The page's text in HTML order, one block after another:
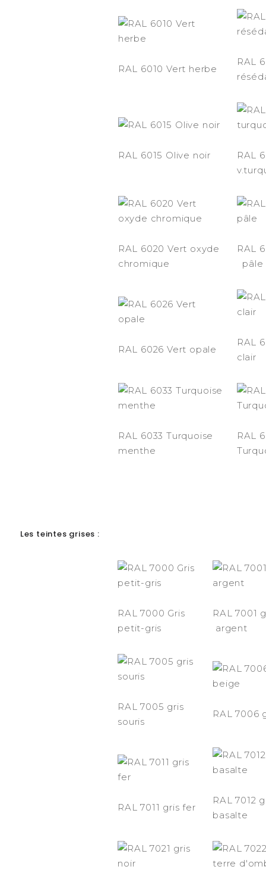
RAL 6010 Vert herbe
RAL
RAL 6015 Olive noir
RAL
RAL 6020 Vert oxyde
chromique
RAL
pâle
RAL 6026 Vert opale
RAL
clair
RAL 6033 Turquoise
menthe
RAL
Les teintes grises :
RAL 7000 Gris
petit-gris
RAL
argent
RAL 7005 gris
souris
RAL 7006
RAL 7011 gris fer
RAL 7012
basalte